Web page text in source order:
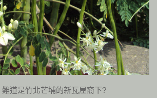
難道是竹北芒埔的新瓦屋裔下?